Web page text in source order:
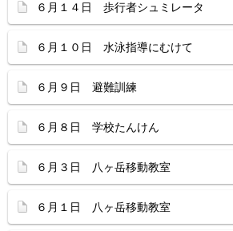
６月１４日 歩行者シュミレータ
６月１０日 水泳指導にむけて
６月９日 避難訓練
６月８日 学校たんけん
６月３日 八ヶ岳移動教室
６月１日 八ヶ岳移動教室